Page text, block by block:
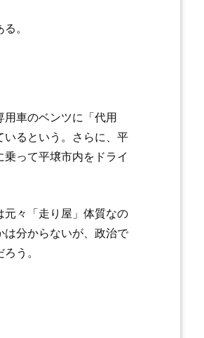
。
車のベンツに「代用
るという。さらに、平
って平壌市内をドライ
々「走り屋」体質なの
分からないが、政治で
う。